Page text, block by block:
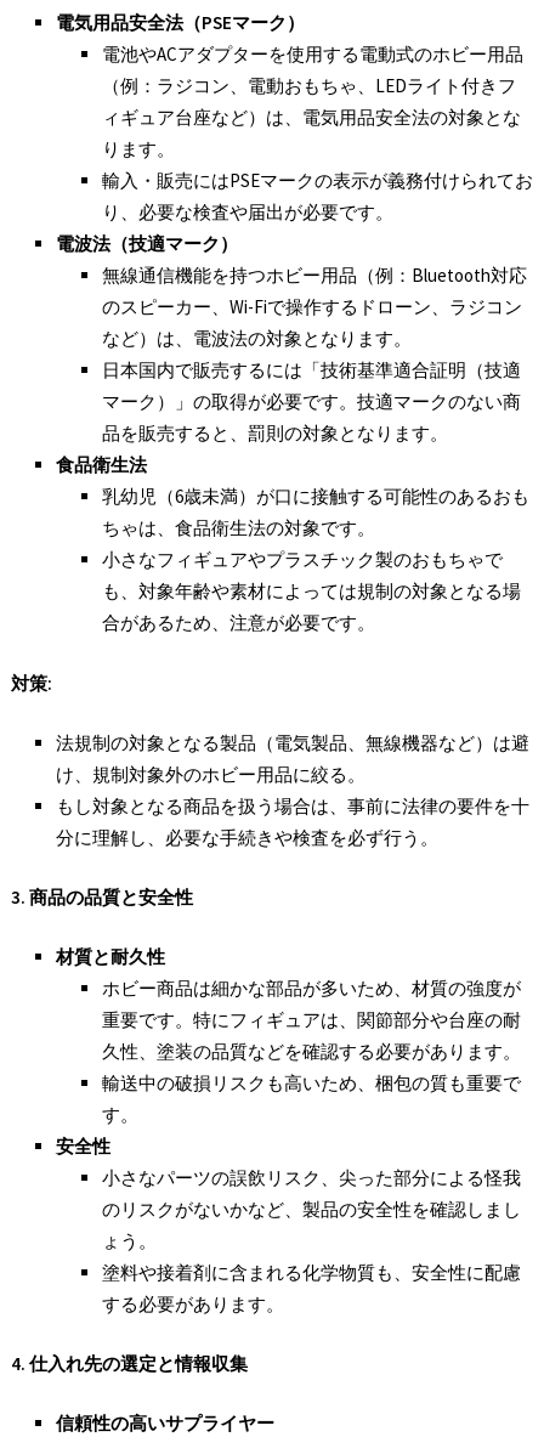
電気用品安全法（PSEマーク）
電池やACアダプターを使用する電動式のホビー用品
（例：ラジコン、電動おもちゃ、LEDライト付きフ
ィギュア台座など）は、電気用品安全法の対象とな
ります。
輸入・販売にはPSEマークの表示が義務付けられてお
り、必要な検査や届出が必要です。
電波法（技適マーク）
無線通信機能を持つホビー用品（例：Bluetooth対応
のスピーカー、Wi-Fiで操作するドローン、ラジコン
など）は、電波法の対象となります。
日本国内で販売するには「技術基準適合証明（技適
マーク）」の取得が必要です。技適マークのない商
品を販売すると、罰則の対象となります。
食品衛生法
乳幼児（6歳未満）が口に接触する可能性のあるおも
ちゃは、食品衛生法の対象です。
小さなフィギュアやプラスチック製のおもちゃで
も、対象年齢や素材によっては規制の対象となる場
合があるため、注意が必要です。
対策:
法規制の対象となる製品（電気製品、無線機器など）は避
け、規制対象外のホビー用品に絞る。
もし対象となる商品を扱う場合は、事前に法律の要件を十
分に理解し、必要な手続きや検査を必ず行う。
3. 商品の品質と安全性
材質と耐久性
ホビー商品は細かな部品が多いため、材質の強度が
重要です。特にフィギュアは、関節部分や台座の耐
久性、塗装の品質などを確認する必要があります。
輸送中の破損リスクも高いため、梱包の質も重要で
す。
安全性
小さなパーツの誤飲リスク、尖った部分による怪我
のリスクがないかなど、製品の安全性を確認しまし
ょう。
塗料や接着剤に含まれる化学物質も、安全性に配慮
する必要があります。
4. 仕入れ先の選定と情報収集
信頼性の高いサプライヤー